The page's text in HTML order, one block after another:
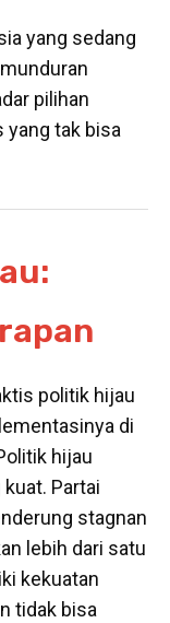
yang sedang
pilihan
tak bisa
politik hijau
di
hijau
Partai
stagnan
lebih dari satu
kekuatan
tidak bisa